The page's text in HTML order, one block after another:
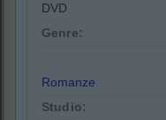
DVD
Genre:
Romanze
Studio: